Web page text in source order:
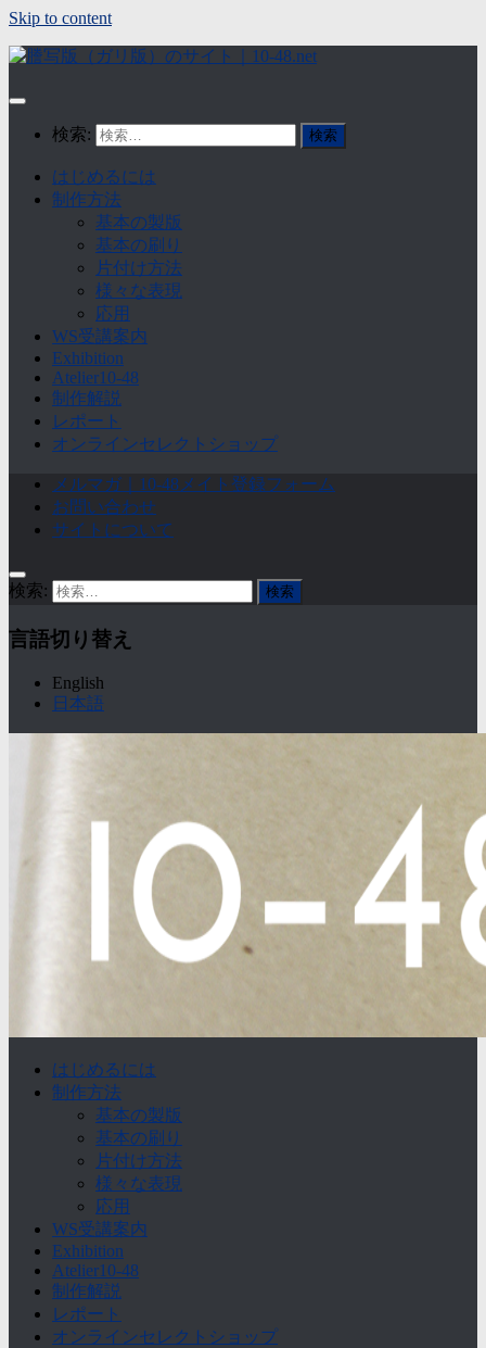
Skip to content
検索:
はじめるには
制作方法
基本の製版
基本の刷り
片付け方法
様々な表現
応用
WS受講案内
Exhibition
Atelier10-48
制作解説
レポート
オンラインセレクトショップ
メルマガ｜10-48メイト登録フォーム
お問い合わせ
サイトについて
検索:
言語切り替え
English
日本語
はじめるには
制作方法
基本の製版
基本の刷り
片付け方法
様々な表現
応用
WS受講案内
Exhibition
Atelier10-48
制作解説
レポート
オンラインセレクトショップ